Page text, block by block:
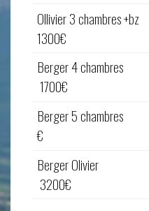
Ollivier 3
1300€
Berger 4
1700€
Berger 5
€
Berger
3200€